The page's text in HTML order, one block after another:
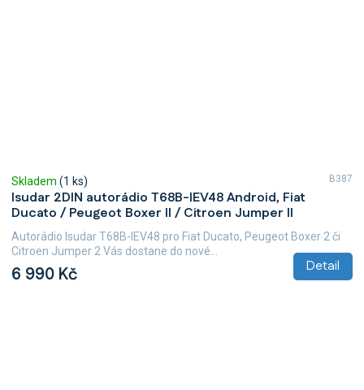
Isudar 2DIN autorádio T68B-IEV48 Android, Fiat
Ducato / Peugeot Boxer II / Citroen Jumper II
Skladem (1 ks)
6 990 Kč Detail
Autorádio Isudar T68B-IEV48 pro Fiat Ducato, Peugeot Boxer 2 či
Citroen Jumper 2 Vás dostane do nové...
B387